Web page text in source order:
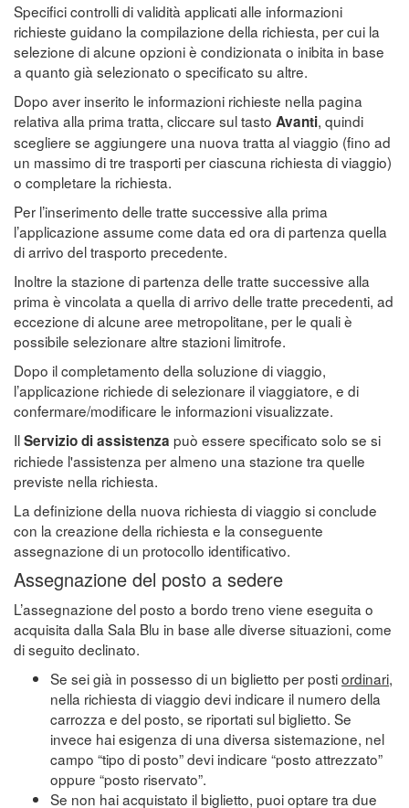
Specifici controlli di validità applicati alle informazioni
richieste guidano la compilazione della richiesta, per cui la
selezione di alcune opzioni è condizionata o inibita in base
a quanto già selezionato o specificato su altre.
Dopo aver inserito le informazioni richieste nella pagina
relativa alla prima tratta, cliccare sul tasto Avanti, quindi
scegliere se aggiungere una nuova tratta al viaggio (fino ad
un massimo di tre trasporti per ciascuna richiesta di viaggio)
o completare la richiesta.
Per l’inserimento delle tratte successive alla prima
l’applicazione assume come data ed ora di partenza quella
di arrivo del trasporto precedente.
Inoltre la stazione di partenza delle tratte successive alla
prima è vincolata a quella di arrivo delle tratte precedenti, ad
eccezione di alcune aree metropolitane, per le quali è
possibile selezionare altre stazioni limitrofe.
Dopo il completamento della soluzione di viaggio,
l’applicazione richiede di selezionare il viaggiatore, e di
confermare/modificare le informazioni visualizzate.
IlServizio di assistenza può essere specificato solo se si
richiede l'assistenza per almeno una stazione tra quelle
previste nella richiesta.
La definizione della nuova richiesta di viaggio si conclude
con la creazione della richiesta e la conseguente
assegnazione di un protocollo identificativo.
Assegnazione del posto a sedere
L’assegnazione del posto a bordo treno viene eseguita o
acquisita dalla Sala Blu in base alle diverse situazioni, come
di seguito declinato.
Se sei già in possesso di un biglietto per postiordinari,
nella richiesta di viaggio devi indicare il numero della
carrozza e del posto, se riportati sul biglietto. Se
invece hai esigenza di una diversa sistemazione, nel
campo “tipo di posto” devi indicare “posto attrezzato”
oppure “posto riservato”.
Se non hai acquistato il biglietto, puoi optare tra due